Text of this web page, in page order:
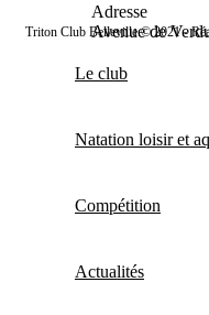
Adresse
Avenue de
Triton Club Belleville © 2021 -
Le club
Natation loisir et
Compétition
Actualités